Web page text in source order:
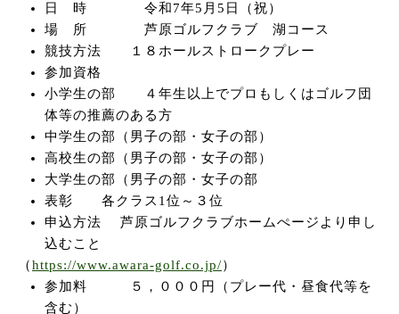
お問い合わせ
日 時 令和7年5月5日（祝）
場 所 芦原ゴルフクラブ 湖コース
競技方法 １８ホールストロークプレー
参加資格
小学生の部 ４年生以上でプロもしくはゴルフ団
体等の推薦のある方
中学生の部（男子の部・女子の部）
高校生の部（男子の部・女子の部）
大学生の部（男子の部・女子の部
表彰 各クラス1位～３位
申込方法 芦原ゴルフクラブホームぺージより申し
込むこと
（https://www.awara-golf.co.jp/）
参加料 ５，０００円（プレー代・昼食代等を
含む）